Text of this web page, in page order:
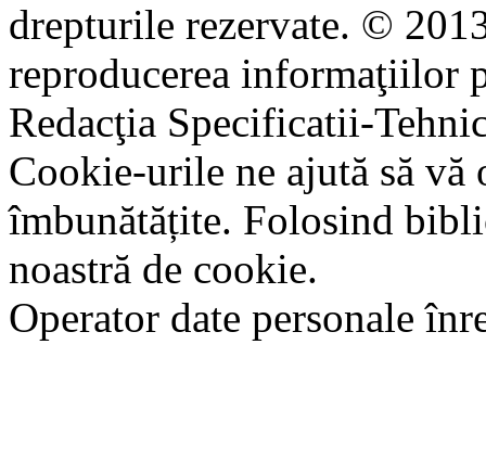
drepturile rezervate. ©
reproducerea informaţiilor
Redacţia Specificatii-
Cookie-urile ne ajută să
îmbunătățite. Folosind
noastră de cookie.
Operator date personale